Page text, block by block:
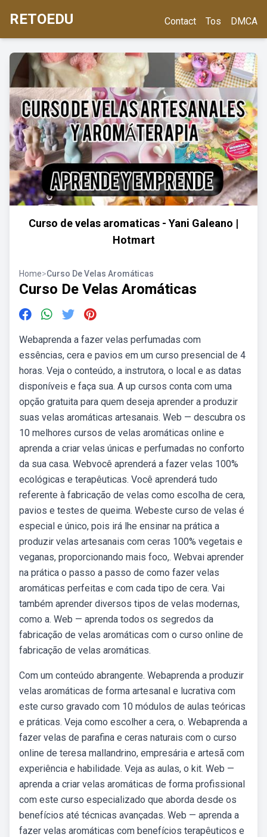
RETOEDU Contact Tos DMCA
Curso de velas aromaticas - Yani Galeano |
Hotmart
Home>Curso De Velas Aromáticas
Curso De Velas Aromáticas
Webaprenda a fazer velas perfumadas com
essências, cera e pavios em um curso presencial de 4
horas. Veja o conteúdo, a instrutora, o local e as datas
disponíveis e faça sua. A up cursos conta com uma
opção gratuita para quem deseja aprender a produzir
suas velas aromáticas artesanais. Web — descubra os
10 melhores cursos de velas aromáticas online e
aprenda a criar velas únicas e perfumadas no conforto
da sua casa. Webvocê aprenderá a fazer velas 100%
ecológicas e terapêuticas. Você aprenderá tudo
referente à fabricação de velas como escolha de cera,
pavios e testes de queima. Webeste curso de velas é
especial e único, pois irá lhe ensinar na prática a
produzir velas artesanais com ceras 100% vegetais e
veganas, proporcionando mais foco,. Webvai aprender
na prática o passo a passo de como fazer velas
aromáticas perfeitas e com cada tipo de cera. Vai
também aprender diversos tipos de velas modernas,
como a. Web — aprenda todos os segredos da
fabricação de velas aromáticas com o curso online de
fabricação de velas aromáticas.
Com um conteúdo abrangente. Webaprenda a produzir
velas aromáticas de forma artesanal e lucrativa com
este curso gravado com 10 módulos de aulas teóricas
e práticas. Veja como escolher a cera, o. Webaprenda a
fazer velas de parafina e ceras naturais com o curso
online de teresa mallandrino, empresária e artesã com
experiência e habilidade. Veja as aulas, o kit. Web —
aprenda a criar velas aromáticas de forma profissional
com este curso especializado que aborda desde os
benefícios até técnicas avançadas. Web — aprenda a
fazer velas aromáticas com benefícios terapêuticos e